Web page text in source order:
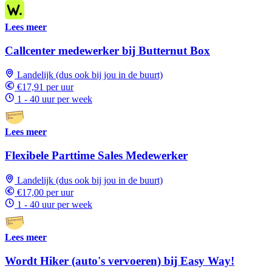
Lees meer
Callcenter medewerker bij Butternut Box
Landelijk (dus ook bij jou in de buurt)
€17,91 per uur
1 - 40 uur per week
Lees meer
Flexibele Parttime Sales Medewerker
Landelijk (dus ook bij jou in de buurt)
€17,00 per uur
1 - 40 uur per week
Lees meer
Wordt Hiker (auto's vervoeren) bij Easy Way!